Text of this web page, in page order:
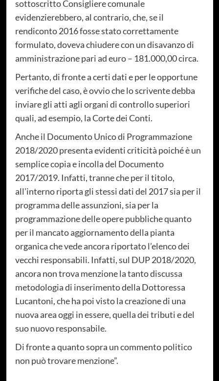
sottoscritto Consigliere comunale
evidenzierebbero, al contrario, che, se il
rendiconto 2016 fosse stato correttamente
formulato, doveva chiudere con un disavanzo di
amministrazione pari ad euro – 181.000,00 circa.
Pertanto, di fronte a certi dati e per le opportune
verifiche del caso, è ovvio che lo scrivente debba
inviare gli atti agli organi di controllo superiori
quali, ad esempio, la Corte dei Conti.
Anche il Documento Unico di Programmazione
2018/2020 presenta evidenti criticità poiché è un
semplice copia e incolla del Documento
2017/2019. Infatti, tranne che per il titolo,
all’interno riporta gli stessi dati del 2017 sia per il
programma delle assunzioni, sia per la
programmazione delle opere pubbliche quanto
per il mancato aggiornamento della pianta
organica che vede ancora riportato l’elenco dei
vecchi responsabili. Infatti, sul DUP 2018/2020,
ancora non trova menzione la tanto discussa
metodologia di inserimento della Dottoressa
Lucantoni, che ha poi visto la creazione di una
nuova area oggi in essere, quella dei tributi e del
suo nuovo responsabile.
Di fronte a quanto sopra un commento politico
non può trovare menzione”.